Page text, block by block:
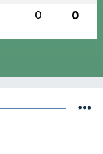
0 0